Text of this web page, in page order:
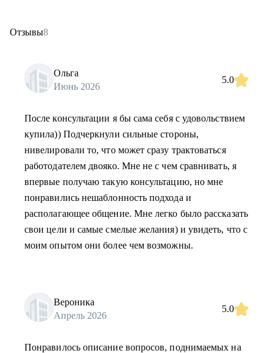
Отзывы8
Ольга
Июнь 2026
5.0
После консультации я бы сама себя с удовольствием
купила)) Подчеркнули сильные стороны,
нивелировали то, что может сразу трактоваться
работодателем двояко. Мне не с чем сравнивать, я
впервые получаю такую консультацию, но мне
понравились нешаблонность подхода и
располагающее общение. Мне легко было рассказать
свои цели и самые смелые желания) и увидеть, что с
моим опытом они более чем возможны.
Вероника
Апрель 2026
5.0
Понравилось описание вопросов, поднимаемых на